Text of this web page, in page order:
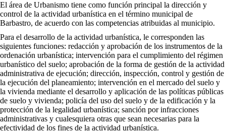
El área de Urbanismo tiene como función principal la dirección y
control de la actividad urbanística en el término municipal de
Barbastro, de acuerdo con las competencias atribuidas al municipio.
Para el desarrollo de la actividad urbanística, le corresponden las
siguientes funciones: redacción y aprobación de los instrumentos de la
ordenación urbanística; intervención para el cumplimiento del régimen
urbanístico del suelo; aprobación de la forma de gestión de la actividad
administrativa de ejecución; dirección, inspección, control y gestión de
la ejecución del planeamiento; intervención en el mercado del suelo y
la vivienda mediante el desarrollo y aplicación de las políticas públicas
de suelo y vivienda; policía del uso del suelo y de la edificación y la
protección de la legalidad urbanística; sanción por infracciones
administrativas y cualesquiera otras que sean necesarias para la
efectividad de los fines de la actividad urbanística.